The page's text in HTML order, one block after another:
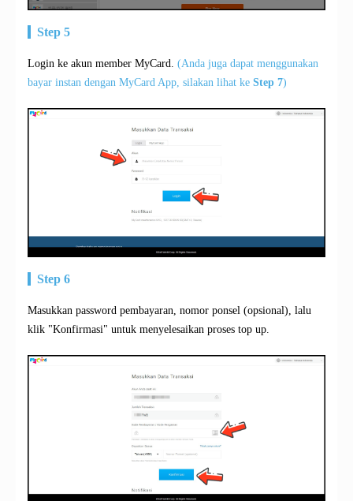
Step 5
Login ke akun member MyCard. (Anda juga dapat menggunakan
bayar instan dengan MyCard App, silakan lihat ke Step 7)
Step 6
Masukkan password pembayaran, nomor ponsel (opsional), lalu
klik "Konfirmasi" untuk menyelesaikan proses top up.